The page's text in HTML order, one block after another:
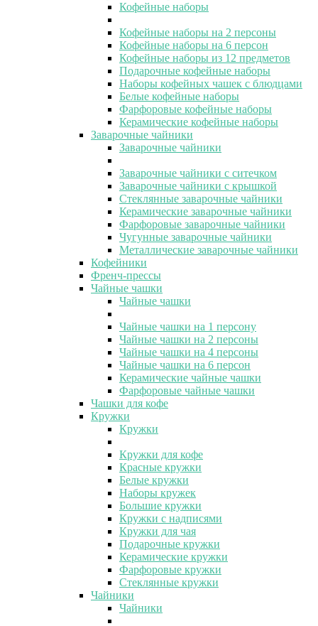
Кофейные наборы
Кофейные наборы на 2 персоны
Кофейные наборы на 6 персон
Кофейные наборы из 12 предметов
Подарочные кофейные наборы
Наборы кофейных чашек с блюдцами
Белые кофейные наборы
Фарфоровые кофейные наборы
Керамические кофейные наборы
Заварочные чайники
Заварочные чайники
Заварочные чайники с ситечком
Заварочные чайники с крышкой
Стеклянные заварочные чайники
Керамические заварочные чайники
Фарфоровые заварочные чайники
Чугунные заварочные чайники
Металлические заварочные чайники
Кофейники
Френч-прессы
Чайные чашки
Чайные чашки
Чайные чашки на 1 персону
Чайные чашки на 2 персоны
Чайные чашки на 4 персоны
Чайные чашки на 6 персон
Керамические чайные чашки
Фарфоровые чайные чашки
Чашки для кофе
Кружки
Кружки
Кружки для кофе
Красные кружки
Белые кружки
Наборы кружек
Большие кружки
Кружки с надписями
Кружки для чая
Подарочные кружки
Керамические кружки
Фарфоровые кружки
Стеклянные кружки
Чайники
Чайники